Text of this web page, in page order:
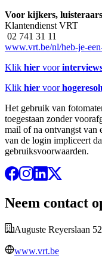
Voor kijkers,
Klantendienst VRT
02 741 31 11
www.vrt.be/nl/heb-je-
Klik hier voor
Klik hier voor
Het gebruik van
toegestaan zonder
mail of na ontvangst van
van de login impliceert
gebruiksvoorwaarden.
Neem contact
Auguste Reyerslaan
www.vrt.be